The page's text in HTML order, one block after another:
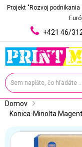
Projekt "Rozvoj
+421 46/
Domov
Konica-Minolta